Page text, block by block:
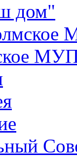
дом"